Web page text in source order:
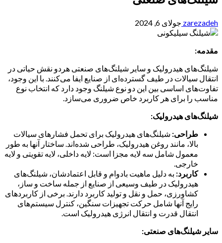
zarezadeh جولای 6, 2024
مقدمه:
شیلنگ‌های هیدرولیک و سایر شیلنگ‌های صنعتی هردو نقش حیاتی در
انتقال سیالات در طیف گسترده‌ای از صنایع ایفا می‌کنند. با این وجود،
تفاوت‌های اساسی بین این دو نوع شیلنگ وجود دارد که انتخاب نوع
مناسب را برای هر کاربرد خاص ضروری می‌سازد.
شیلنگ‌های هیدرولیک:
طراحی: شیلنگ‌های هیدرولیک برای تحمل فشارهای سیالات
بالا، مانند روغن هیدرولیک، طراحی شده‌اند. ساختار آنها به طور
معمول شامل سه لایه مجزا است: لایه داخلی، لایه تقویتی و لایه
خارجی.
کاربرد: به دلیل ماهیت بادوام و قابل اعتمادشان، شیلنگ‌های
هیدرولیک در طیف وسیعی از صنایع از جمله ساخت و ساز،
کشاورزی، حمل و نقل و تولید کاربرد دارند. برخی از کاربردهای
رایج آنها شامل حرکت تجهیزات سنگین، کنترل سیستم‌های
انتقال قدرت و انتقال انرژی هیدرولیک است.
سایر شیلنگ‌های صنعتی: